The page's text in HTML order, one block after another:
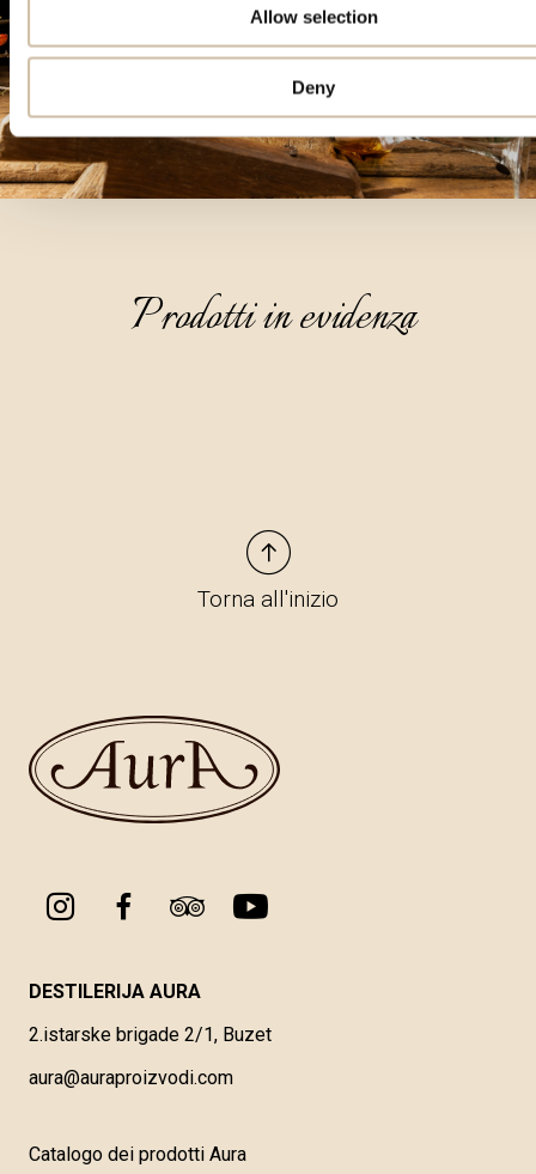
Allow selection
Deny
Prodotti in evidenza
Torna all'inizio
DESTILERIJA AURA
2.istarske brigade 2/1, Buzet
aura@auraproizvodi.com
Catalogo dei prodotti Aura